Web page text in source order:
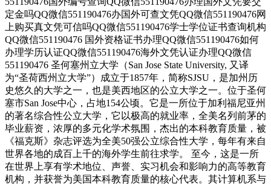
定金吗QQ微信551190476办国外可查文凭QQ微信551190476网
上购买真文凭可信吗QQ微信551190476学士学位证书查询机构
QQ微信551190476 国外资格证书办理QQ微信551190476如何
办理学历认证QQ微信551190476海外文凭认证办理QQ微信
551190476 圣何塞州立大学（San Jose State University, 又译
为“圣荷西州立大学”）成立于1857年，简称SJSU，是加州历
史悠久的大学之一，也是美西地区的公立大学之一。位于圣何
塞市San Jose中心，占地154公顷。它是一所位于加利福尼亚州
的著名综合性公立大学，它以极高的就业率，全美名列前茅的
毕业薪资，浓厚的多元化学术氛围，杰出的本科教育质量，被
《福克斯》杂志评选为全美50强公立综合性大学，每年有来自
世界各地的成百上千的海外学生前往求学。 至今，这是一所
在世界上享有学术地位、声誉、实习机会和影响力的高等教育
机构，并获誉为美国本科教育质量的核心代表。其计算机系与